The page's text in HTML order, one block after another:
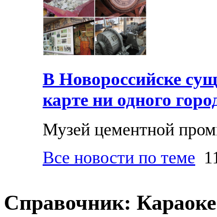
В Новороссийске
карте ни одного
Музей цементной
Все новости по теме
Справочник: Караоке